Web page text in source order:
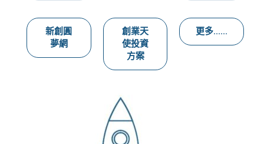
新創圓
夢網
創業天
使投資
方案
更多......